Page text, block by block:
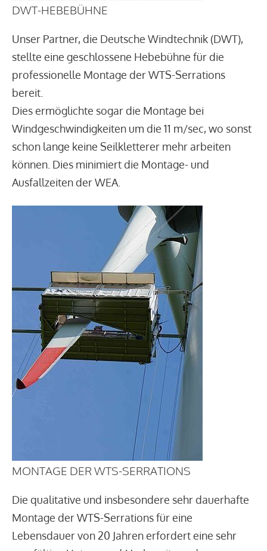
DWT-HEBEBÜHNE
Unser Partner, die Deutsche Windtechnik (DWT),
stellte eine geschlossene Hebebühne für die
professionelle Montage der WTS-Serrations
bereit.
Dies ermöglichte sogar die Montage bei
Windgeschwindigkeiten um die 11 m/sec, wo sonst
schon lange keine Seilkletterer mehr arbeiten
können. Dies minimiert die Montage- und
Ausfallzeiten der WEA.
MONTAGE DER WTS-SERRATIONS
Die qualitative und insbesondere sehr dauerhafte
Montage der WTS-Serrations für eine
Lebensdauer von 20 Jahren erfordert eine sehr